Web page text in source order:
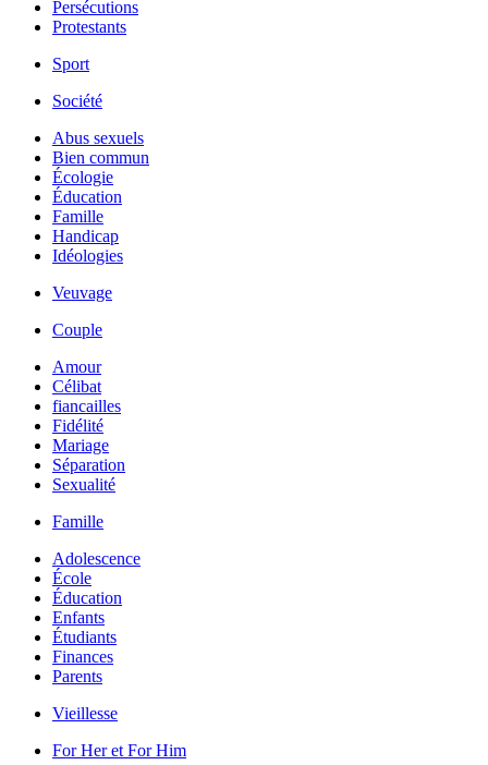
Persécutions
Protestants
Sport
Société
Abus sexuels
Bien commun
Écologie
Éducation
Famille
Handicap
Idéologies
Veuvage
Couple
Amour
Célibat
fiancailles
Fidélité
Mariage
Séparation
Sexualité
Famille
Adolescence
École
Éducation
Enfants
Étudiants
Finances
Parents
Vieillesse
For Her et For Him